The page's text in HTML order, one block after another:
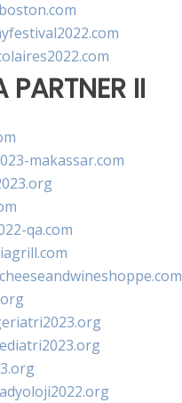
PARTNER II
makassar.com
qa.com